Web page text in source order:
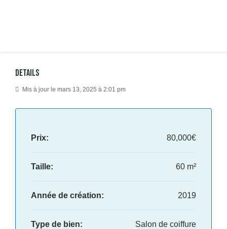
Details
Mis à jour le mars 13, 2025 à 2:01 pm
Prix: 80,000€
Taille: 60 m²
Année de création: 2019
Type de bien: Salon de coiffure